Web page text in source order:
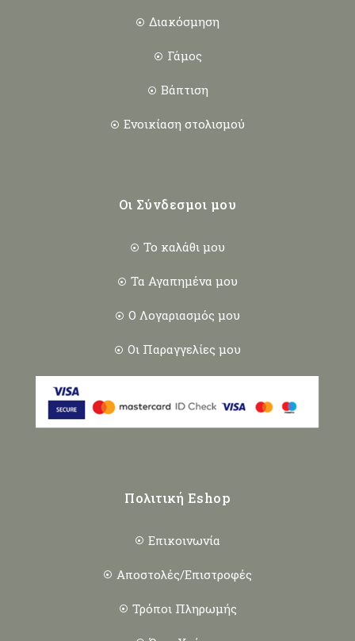
Διακόσμηση
Γάμος
Βάπτιση
Ενοικίαση στολισμού
Οι Σύνδεσμοι μου
Το καλάθι μου
Τα Αγαπημένα μου
Ο Λογαριασμός μου
Οι Παραγγελίες μου
Πολιτική Eshop
Επικοινωνία
Αποστολές/Επιστροφές
Τρόποι Πληρωμής